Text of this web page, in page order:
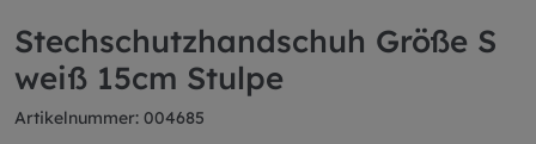
Stechschutzhandschuh Größe S
weiß 15cm Stulpe
Artikelnummer: 004685